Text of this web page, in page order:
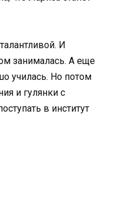
И
занималась. А еще
училась. Но потом
и гулянки с
в институт